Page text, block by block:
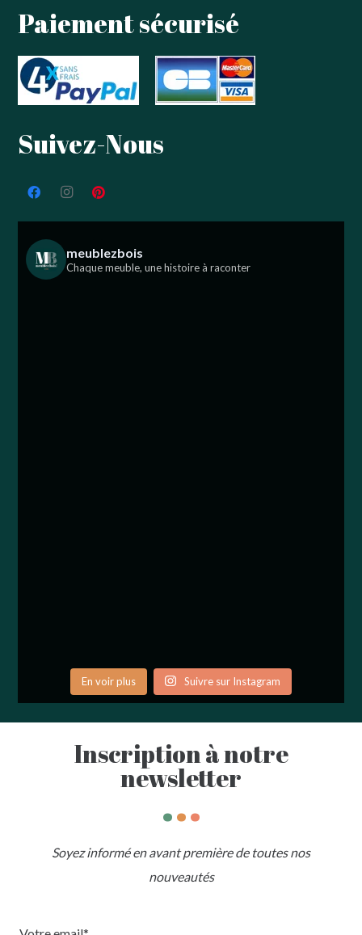
Paiement sécurisé
Suivez-Nous
meublezbois
Chaque meuble, une histoire à raconter
En voir plus Suivre sur Instagram
Inscription à notre
newsletter
...
Soyez informé en avant première de toutes nos
nouveautés